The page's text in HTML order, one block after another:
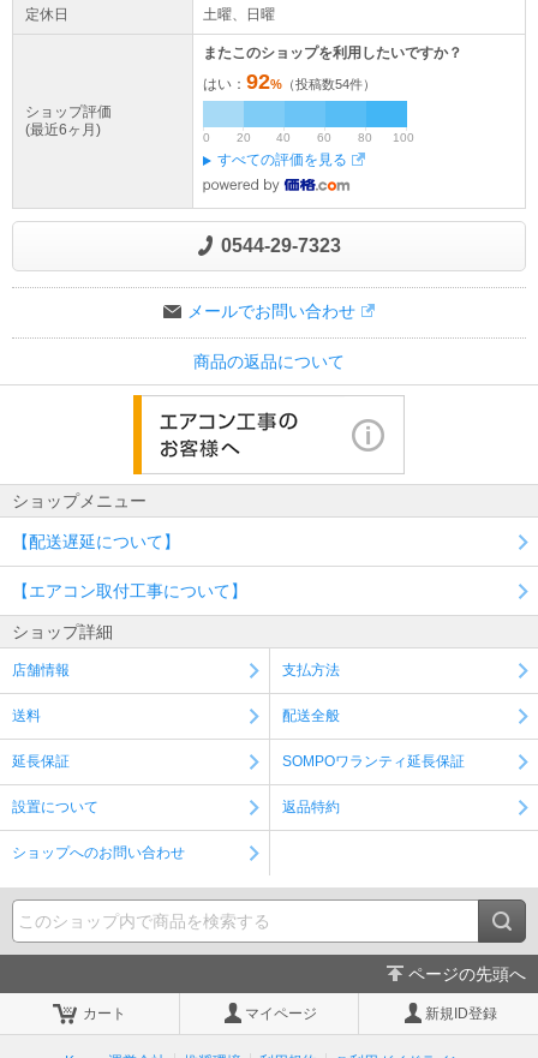
定休日 土曜、日曜
ショップ評価
(最近6ヶ月)
またこのショップを利用したいですか？
はい： 92% （投稿数54件）
0 20 40 60 80 100
すべての評価を見る
0544-29-7323
メールでお問い合わせ
商品の返品について
ショップメニュー
【配送遅延について】
【エアコン取付工事について】
ショップ詳細
店舗情報 支払方法
送料 配送全般
延長保証 SOMPOワランティ延長保証
設置について 返品特約
ショップへのお問い合わせ
ページの先頭へ
カート マイページ 新規ID登録